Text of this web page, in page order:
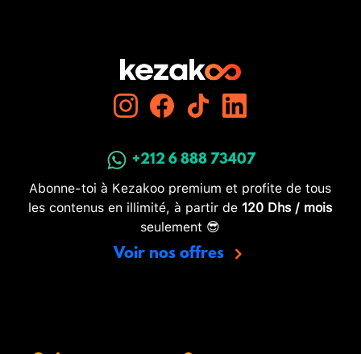
+212 6 888 73407
Abonne-toi à Kezakoo premium et profite de tous
les contenus en illimité, à partir de 120 Dhs / mois
seulement 😎
Voir nos offres